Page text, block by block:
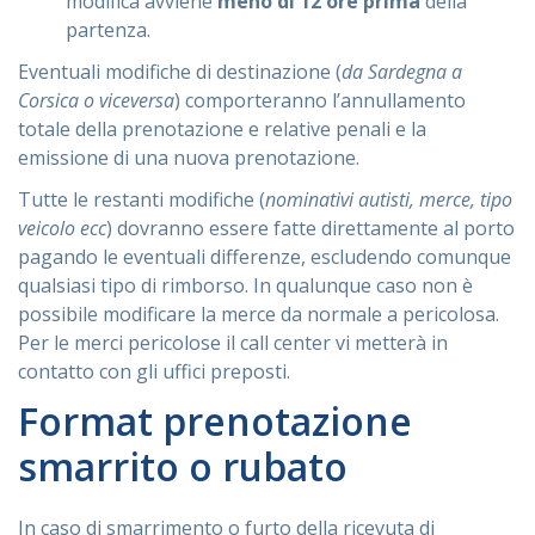
partenza.
Eventuali modifiche di destinazione (da Sardegna a
Corsica o viceversa) comporteranno l’annullamento
totale della prenotazione e relative penali e la
emissione di una nuova prenotazione.
Tutte le restanti modifiche (nominativi autisti, merce, tipo
veicolo ecc) dovranno essere fatte direttamente al porto
pagando le eventuali differenze, escludendo comunque
qualsiasi tipo di rimborso. In qualunque caso non è
possibile modificare la merce da normale a pericolosa.
Per le merci pericolose il call center vi metterà in
contatto con gli uffici preposti.
Format prenotazione
smarrito o rubato
In caso di smarrimento o furto della ricevuta di